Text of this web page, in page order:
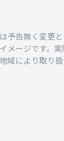
予告無く変更
メージです。
域により取り